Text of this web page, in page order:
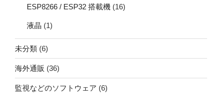
ESP8266 / ESP32 搭載機 (16)
液晶 (1)
未分類 (6)
海外通販 (36)
監視などのソフトウェア (6)